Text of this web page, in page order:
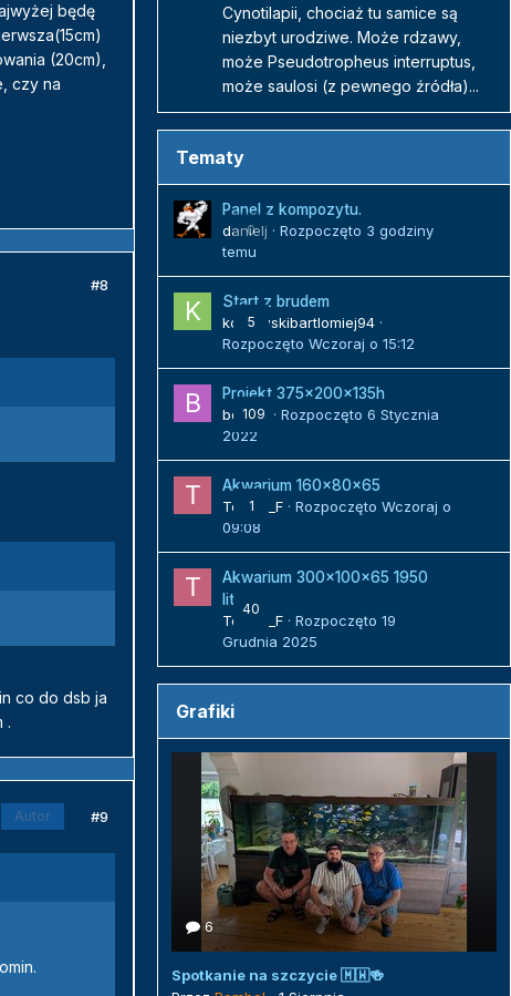
będę
(20cm),
czy na
#8
co do dsb ja
.
Autor #9
Cynotilapii, chociaż tu samice są
niezbyt urodziwe. Może rdzawy,
może Pseudotropheus interruptus,
może saulosi (z pewnego źródła)...
Tematy
0
Panel z kompozytu.
danielj · Rozpoczęto 3 godziny
temu
5
Start z brudem
kozlowskibartlomiej94 ·
Rozpoczęto Wczoraj o 15:12
109
Projekt 375x200x135h
bojack · Rozpoczęto 6 Stycznia
2022
1
Akwarium 160x80x65
Tomek_F · Rozpoczęto Wczoraj o
09:08
40
Akwarium 300x100x65 1950
litrów
Tomek_F · Rozpoczęto 19
Grudnia 2025
Grafiki
6
Spotkanie na szczycie 🇲🇼🍻